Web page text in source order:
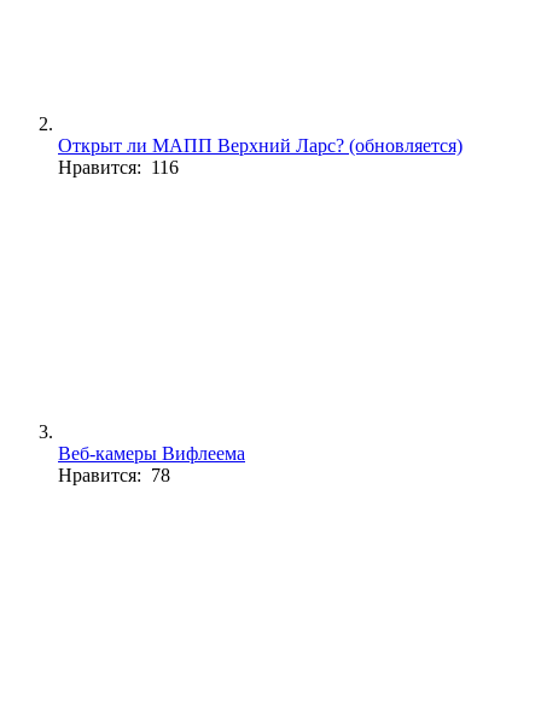
Открыт ли МАПП Верхний Ларс? (обновляется)
Нравится: 116
Веб-камеры Вифлеема
Нравится: 78